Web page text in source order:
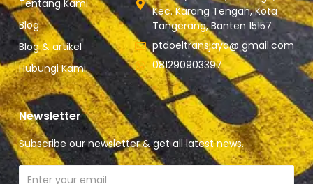
Tentang Kami
Blog
Blog & artikel
Hubungi Kami
Kec. Karang Tengah, Kota
Tangerang, Banten 15157
ptdoeltransjaya@ gmail.com
081290903397
Newsletter
Subscribe our newsletter & get all latest news.
Email